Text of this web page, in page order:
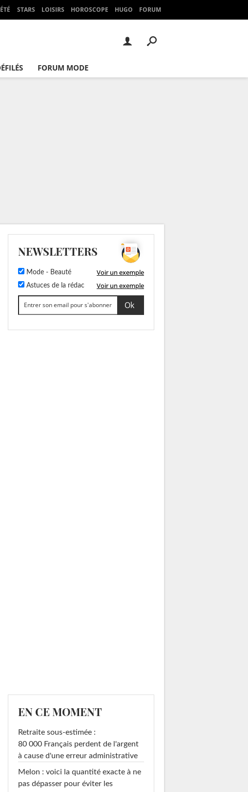
STARS LOISIRS HOROSCOPE HUGO FORUM
FORUM MODE
NEWSLETTERS
Mode - Beauté Voir un exemple
Astuces de la rédac Voir un exemple
EN CE MOMENT
Retraite sous-estimée :
80 000 Français perdent de l'argent
à cause d'une erreur administrative
Melon : voici la quantité exacte à ne
pas dépasser pour éviter les